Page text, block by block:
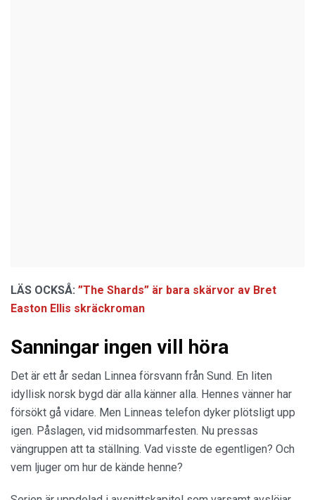
LÄS OCKSÅ: ”The Shards” är bara skärvor av Bret
Easton Ellis skräckroman
Sanningar ingen vill höra
Det är ett år sedan Linnea försvann från Sund. En liten
idyllisk norsk bygd där alla känner alla. Hennes vänner har
försökt gå vidare. Men Linneas telefon dyker plötsligt upp
igen. Påslagen, vid midsommarfesten. Nu pressas
vängruppen att ta ställning. Vad visste de egentligen? Och
vem ljuger om hur de kände henne?